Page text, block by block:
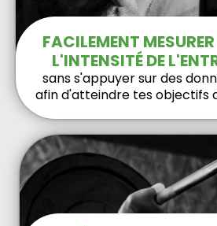
FACILEMENT
L'INTENSITÉ DE
sans s'appuyer sur des
afin d'atteindre tes objectifs